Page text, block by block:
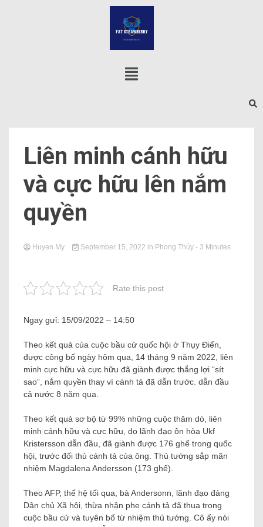
Liên minh cánh hữu
và cực hữu lên nắm
quyền
Huyen My September 15, 2022 in Phong Thủy - 3 Minutes
Rate this post
Ngay gưỉ: 15/09/2022 – 14:50
Theo kết quả của cuộc bầu cử quốc hội ở Thụy Điển,
được công bố ngày hôm qua, 14 tháng 9 năm 2022, liên
minh cực hữu và cực hữu đã giành được thắng lợi “sít
sao”, nắm quyền thay vì cánh tả đã dẫn trước. dẫn đầu
cả nước 8 năm qua.
Theo kết quả sơ bộ từ 99% những cuộc thăm dò, liên
minh cánh hữu và cực hữu, do lãnh đạo ôn hòa Ukf
Kristersson dẫn đầu, đã giành được 176 ghế trong quốc
hội, trước đối thủ cánh tả của ông. Thủ tướng sắp mãn
nhiệm Magdalena Andersson (173 ghế).
Theo AFP, thế hệ tối qua, bà Andersonn, lãnh đạo đảng
Dân chủ Xã hội, thừa nhận phe cánh tả đã thua trong
cuộc bầu cử và tuyên bố từ nhiệm thủ tướng. Cô ấy nói